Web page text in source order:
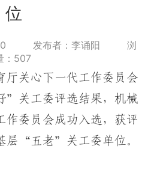
位
发布者：李诵阳
浏
507
关心下一代工作委员会
”关工委评选结果，机械
作委员会成功入选，获评
层“五老”关工委单位。